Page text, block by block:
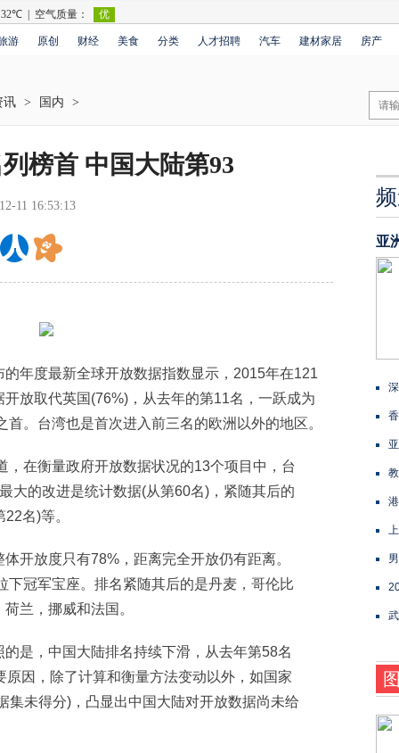
游 原创 财经 美食 分类 人才招聘 汽车 建材家居 房产
讯 > 国内 >
榜首 中国大陆第93
11 16:53:13
度最新全球开放数据指数显示，2015年在121
放取代英国(76%)，从去年的第11名，一跃成为
。台湾也是首次进入前三名的欧洲以外的地区。
衡量政府开放数据状况的13个项目中，台
大的改进是统计数据(从第60名)，紧随其后的
名)等。
放度只有78%，距离完全开放仍有距离。
下冠军宝座。排名紧随其后的是丹麦，哥伦比
兰，挪威和法国。
，中国大陆排名持续下滑，从去年第58名
因，除了计算和衡量方法变动以外，如国家
集未得分)，凸显出中国大陆对开放数据尚未给
亚